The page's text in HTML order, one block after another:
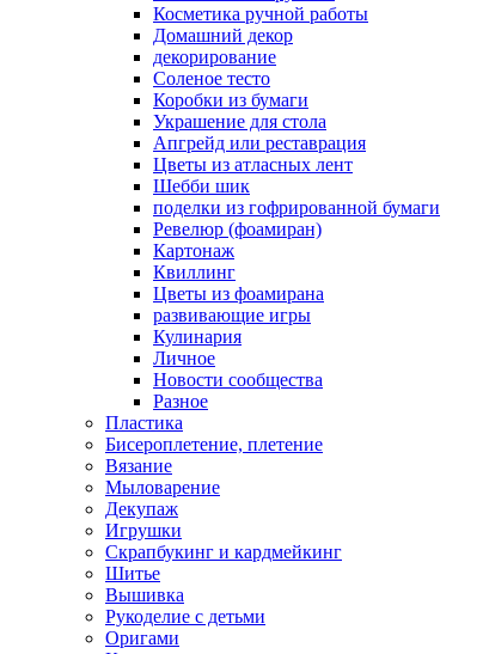
Косметика ручной работы
Домашний декор
декорирование
Соленое тесто
Коробки из бумаги
Украшение для стола
Апгрейд или реставрация
Цветы из атласных лент
Шебби шик
поделки из гофрированной бумаги
Ревелюр (фоамиран)
Картонаж
Квиллинг
Цветы из фоамирана
развивающие игры
Кулинария
Личное
Новости сообщества
Разное
Пластика
Бисероплетение, плетение
Вязание
Мыловарение
Декупаж
Игрушки
Скрапбукинг и кардмейкинг
Шитье
Вышивка
Рукоделие с детьми
Оригами